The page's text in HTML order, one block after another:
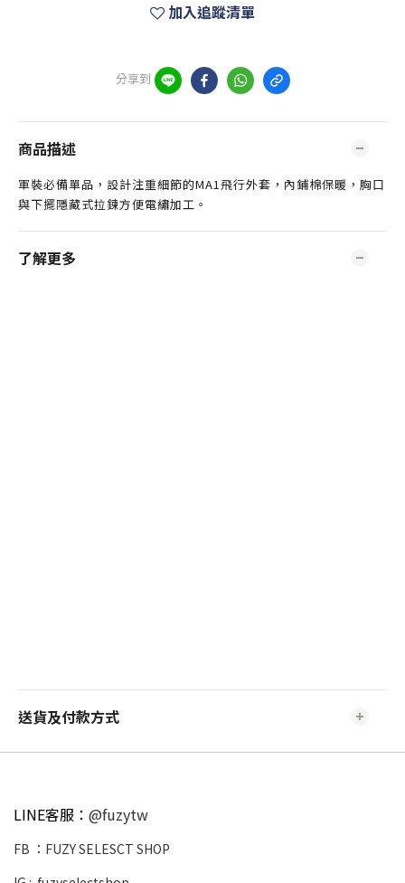
加入追蹤清單
分享到
商品描述
軍裝必備單品，設計注重細節的MA1飛行外套，內鋪棉保暖，胸口
與下擺隱藏式拉鍊方便電繡加工。
了解更多
送貨及付款方式
LINE客服： @fuzytw
FB ： FUZY SELESCT SHOP